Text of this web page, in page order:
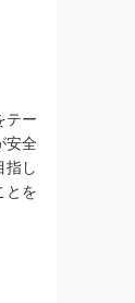
テー
安全
指し
とを